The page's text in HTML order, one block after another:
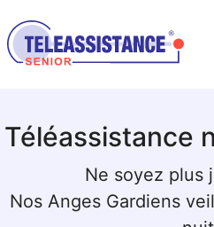
Téléassistance
Ne soyez plus
Nos Anges Gardiens